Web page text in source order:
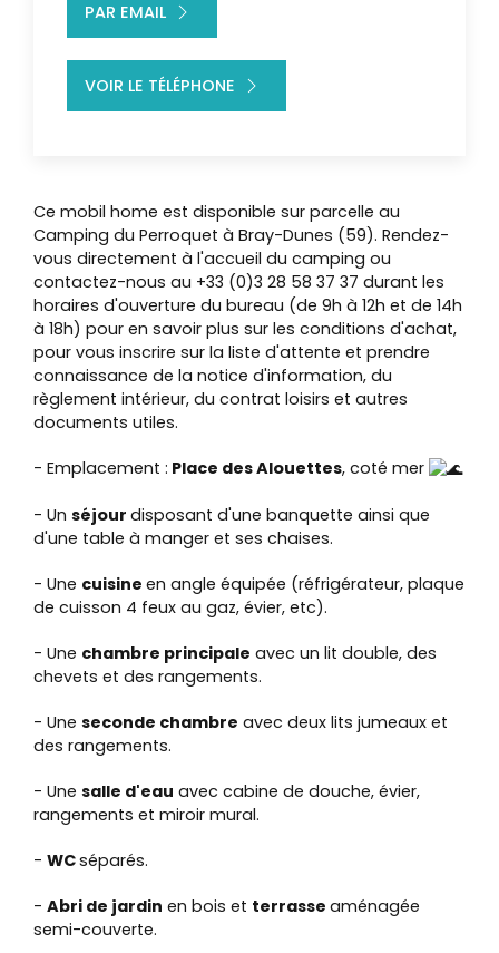
PAR EMAIL
VOIR LE TÉLÉPHONE
Ce mobil home est disponible sur parcelle au
Camping du Perroquet à Bray-Dunes (59). Rendez-
vous directement à l'accueil du camping ou
contactez-nous au +33 (0)3 28 58 37 37 durant les
horaires d'ouverture du bureau (de 9h à 12h et de 14h
à 18h) pour en savoir plus sur les conditions d'achat,
pour vous inscrire sur la liste d'attente et prendre
connaissance de la notice d'information, du
règlement intérieur, du contrat loisirs et autres
documents utiles.
- Emplacement : Place des Alouettes, coté mer
- Un séjour disposant d'une banquette ainsi que
d'une table à manger et ses chaises.
- Une cuisine en angle équipée (réfrigérateur, plaque
de cuisson 4 feux au gaz, évier, etc).
- Une chambre principale avec un lit double, des
chevets et des rangements.
- Une seconde chambre avec deux lits jumeaux et
des rangements.
- Une salle d'eau avec cabine de douche, évier,
rangements et miroir mural.
- WCséparés.
- Abri de jardin en bois et terrasse aménagée
semi-couverte.